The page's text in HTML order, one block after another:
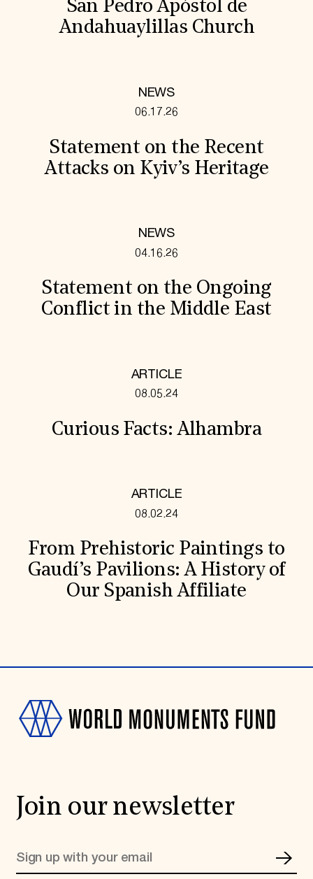
San Pedro Apóstol de
Andahuaylillas Church
NEWS
06.17.26
Statement on the Recent
Attacks on Kyiv’s Heritage
NEWS
04.16.26
Statement on the Ongoing
Conflict in the Middle East
ARTICLE
08.05.24
Curious Facts: Alhambra
ARTICLE
08.02.24
From Prehistoric Paintings to
Gaudí’s Pavilions: A History of
Our Spanish Affiliate
Join our newsletter